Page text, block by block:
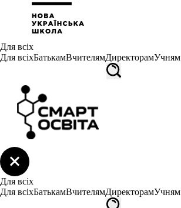
Для всіх
Для всіхБатькамВчителямДиректорамУчням
Для всіх
Для всіхБатькамВчителямДиректорамУчням